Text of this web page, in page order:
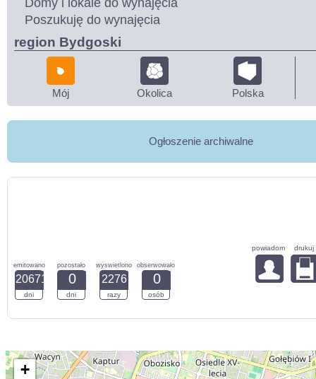
Domy i lokale do wynajęcia
Poszukuję do wynajęcia
region Bydgoski
Mój Okolica Polska
Ogłoszenie archiwalne
emitowano
20671
dni
pozostało
0
dni
wyswietlono
2276
razy
obserwowało
0
osób
powiadom drukuj
+